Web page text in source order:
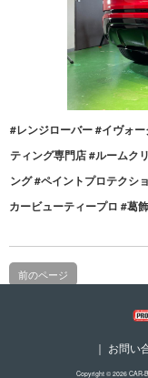
#レンジローバー #イヴォ
ティング専門店 #ルームク
ング #ペイントプロテクシ
カービューティープロ #葛
前のページ
｜ お問い
Copyright © 2026 CAR-